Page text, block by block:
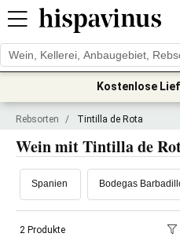
Kostenlose
Rebsorten / Tintilla de Rota
Wein mit Tintilla de
Spanien Bodegas
2 Produkte